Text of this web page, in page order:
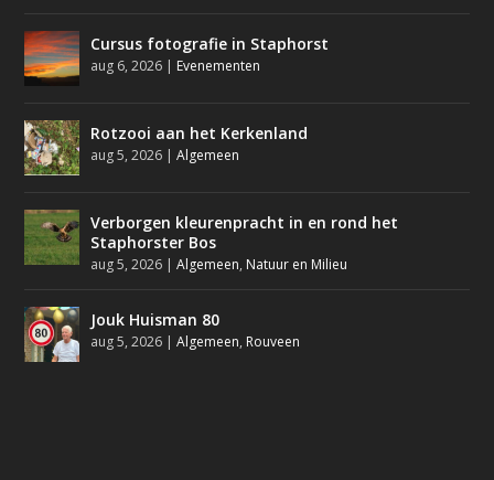
Cursus fotografie in Staphorst
aug 6, 2026 | Evenementen
Rotzooi aan het Kerkenland
aug 5, 2026 |Algemeen
Verborgen kleurenpracht in en rond het
Staphorster Bos
aug 5, 2026 |Algemeen, Natuur en Milieu
Jouk Huisman 80
aug 5, 2026 |Algemeen, Rouveen